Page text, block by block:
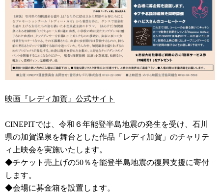
映画『レディ加賀』公式サイト
CINEPITでは、令和６年能登半島地震の発生を受け、石川
県の加賀温泉を舞台とした作品「レディ加賀」のチャリテ
ィ上映会を実施いたします。
◆チケット売上げの50％を能登半島地震の復興支援に寄付
します。
◆会場に募金箱を設置します。